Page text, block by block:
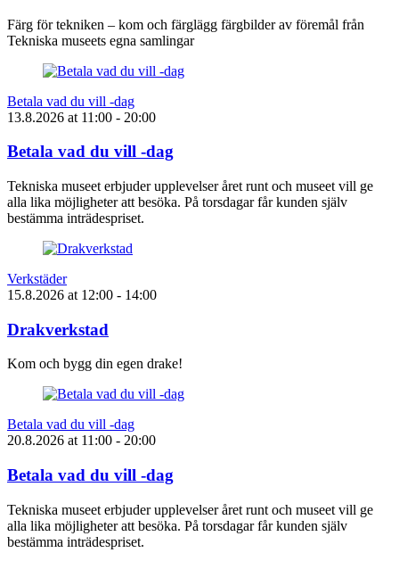
Färg för tekniken – kom och färglägg färgbilder av föremål från
Tekniska museets egna samlingar
Betala vad du vill -dag
13.8.2026 at 11:00 - 20:00
Betala vad du vill -dag
Tekniska museet erbjuder upplevelser året runt och museet vill ge
alla lika möjligheter att besöka. På torsdagar får kunden själv
bestämma inträdespriset.
Verkstäder
15.8.2026 at 12:00 - 14:00
Drakverkstad
Kom och bygg din egen drake!
Betala vad du vill -dag
20.8.2026 at 11:00 - 20:00
Betala vad du vill -dag
Tekniska museet erbjuder upplevelser året runt och museet vill ge
alla lika möjligheter att besöka. På torsdagar får kunden själv
bestämma inträdespriset.